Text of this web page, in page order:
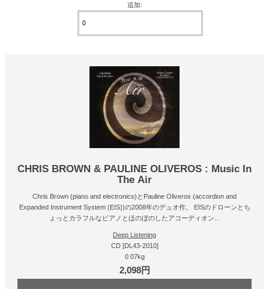
追加:
CHRIS BROWN & PAULINE OLIVEROS : Music In
The Air
Chris Brown (piano and electronics)とPauline Oliveros (accordion and
Expanded Instrument System (EIS))の2008年のデュオ作。 EISのドローンとち
ょっとカラフルなピアノとほのぼのしたアコーディオン...
Deep Listening
CD [DL43-2010]
0.07kg
2,098円